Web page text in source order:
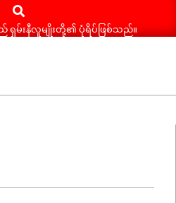
Search
ရှမ်းနီလူမျိုးတို့၏ ပုံရိပ်ဖြစ်သည်။